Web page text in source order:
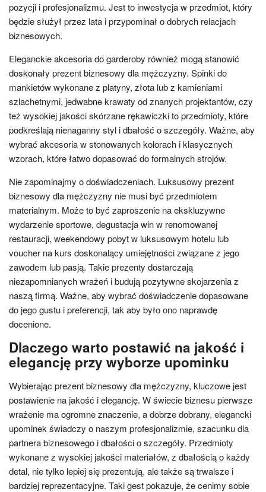
pozycji i profesjonalizmu. Jest to inwestycja w przedmiot, który
będzie służył przez lata i przypominał o dobrych relacjach
biznesowych.
Eleganckie akcesoria do garderoby również mogą stanowić
doskonały prezent biznesowy dla mężczyzny. Spinki do
mankietów wykonane z platyny, złota lub z kamieniami
szlachetnymi, jedwabne krawaty od znanych projektantów, czy
też wysokiej jakości skórzane rękawiczki to przedmioty, które
podkreślają nienaganny styl i dbałość o szczegóły. Ważne, aby
wybrać akcesoria w stonowanych kolorach i klasycznych
wzorach, które łatwo dopasować do formalnych strojów.
Nie zapominajmy o doświadczeniach. Luksusowy prezent
biznesowy dla mężczyzny nie musi być przedmiotem
materialnym. Może to być zaproszenie na ekskluzywne
wydarzenie sportowe, degustacja win w renomowanej
restauracji, weekendowy pobyt w luksusowym hotelu lub
voucher na kurs doskonalący umiejętności związane z jego
zawodem lub pasją. Takie prezenty dostarczają
niezapomnianych wrażeń i budują pozytywne skojarzenia z
naszą firmą. Ważne, aby wybrać doświadczenie dopasowane
do jego gustu i preferencji, tak aby było ono naprawdę
docenione.
Dlaczego warto postawić na jakość i
elegancję przy wyborze upominku
Wybierając prezent biznesowy dla mężczyzny, kluczowe jest
postawienie na jakość i elegancję. W świecie biznesu pierwsze
wrażenie ma ogromne znaczenie, a dobrze dobrany, elegancki
upominek świadczy o naszym profesjonalizmie, szacunku dla
partnera biznesowego i dbałości o szczegóły. Przedmioty
wykonane z wysokiej jakości materiałów, z dbałością o każdy
detal, nie tylko lepiej się prezentują, ale także są trwalsze i
bardziej reprezentacyjne. Taki gest pokazuje, że cenimy sobie